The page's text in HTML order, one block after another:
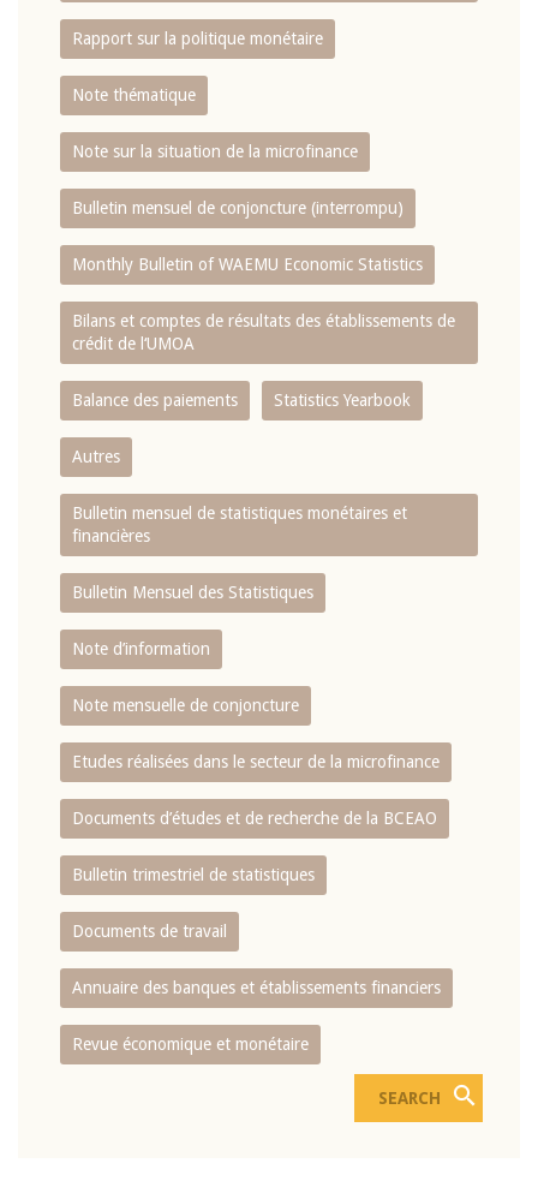
Rapport sur la politique monétaire
Note thématique
Note sur la situation de la microfinance
Bulletin mensuel de conjoncture (interrompu)
Monthly Bulletin of WAEMU Economic Statistics
Bilans et comptes de résultats des établissements de
crédit de l‘UMOA
Balance des paiements Statistics Yearbook
Autres
Bulletin mensuel de statistiques monétaires et
financières
Bulletin Mensuel des Statistiques
Note d’information
Note mensuelle de conjoncture
Etudes réalisées dans le secteur de la microfinance
Documents d’études et de recherche de la BCEAO
Bulletin trimestriel de statistiques
Documents de travail
Annuaire des banques et établissements financiers
Revue économique et monétaire